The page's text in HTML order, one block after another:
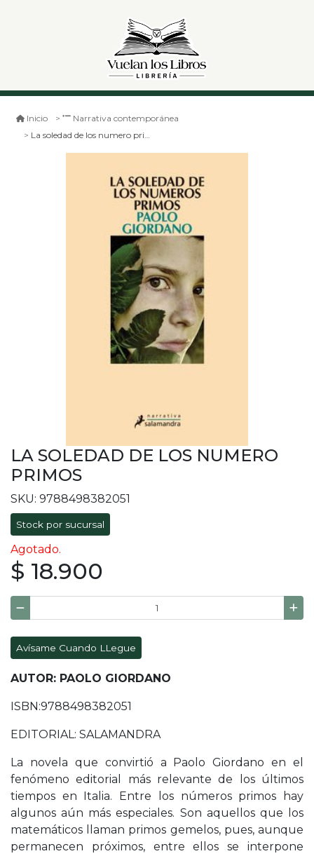
Inicio
Narrativa contemporánea
La soledad de los numero primos
LA SOLEDAD DE LOS NUMERO
PRIMOS
SKU: 9788498382051
Stock por sucursal
Agotado.
$ 18.900
Avísame Cuando LLegue
AUTOR: PAOLO GIORDANO
ISBN:9788498382051
EDITORIAL: SALAMANDRA
La novela que convirtió a Paolo Giordano en el
fenómeno editorial más relevante de los últimos
tiempos en Italia. Entre los números primos hay
algunos aún más especiales. Son aquellos que los
matemáticos llaman primos gemelos, pues, aunque
permanecen próximos, entre ellos se interpone